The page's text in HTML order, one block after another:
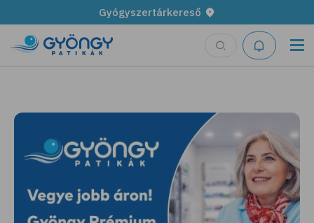
Gyógyszertárkereső
Legyen fűszerkertünk!